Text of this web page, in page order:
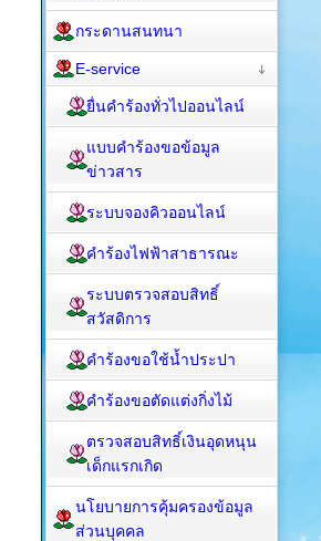
กระดานสนทนา
E-service
ยื่นคำร้องทั่วไปออนไลน์
แบบคำร้องขอข้อมูล
ข่าวสาร
ระบบจองคิวออนไลน์
คำร้องไฟฟ้าสาธารณะ
ระบบตรวจสอบสิทธิ์
สวัสดิการ
คำร้องขอใช้น้ำประปา
คำร้องขอตัดแต่งกิ่งไม้
ตรวจสอบสิทธิ์เงินอุดหนุน
เด็กแรกเกิด
นโยบายการคุ้มครองข้อมูล
ส่วนบุคคล